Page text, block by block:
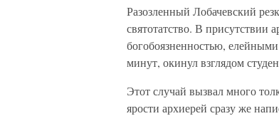
Разозленный Лобачевский
святотатство. В присутствии
богобоязненностью,
минут, окинул взглядом
Этот случай вызвал много
ярости архиерей сразу же